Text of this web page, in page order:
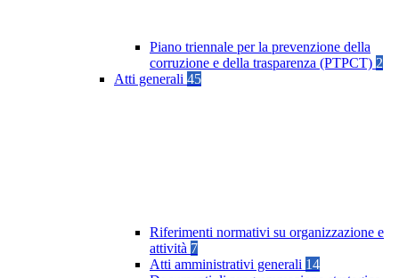
Piano triennale per la prevenzione della
corruzione e della trasparenza (PTPCT) 2
Atti generali 45
Riferimenti normativi su organizzazione e
attività 7
Atti amministrativi generali 14